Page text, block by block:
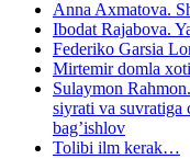
Anna Axmatova.
Ibodat Rajabova.
Federiko Garsia
Mirtemir domla
Sulaymon
siyrati va suvratiga
bag’ishlov
Tolibi ilm kerak…